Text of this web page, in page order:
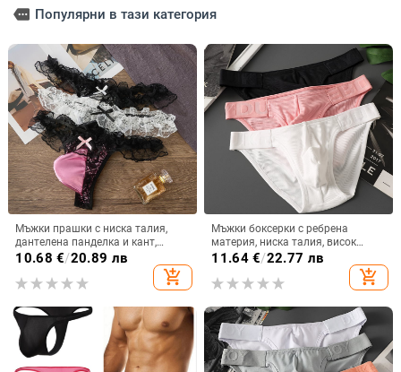
more Популярни в тази категория
Мъжки прашки с ниска талия,
дантелена панделка и кант,
едноцветни
10.68 €/20.89 лв
add_shopping_cart
Мъжки боксерки с ребрена
материя, ниска талия, висок
разрез, дишащи и оформящи
11.64€/22.77 лв
add_shopping_cart